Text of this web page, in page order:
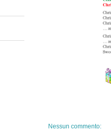
Nessun commento: